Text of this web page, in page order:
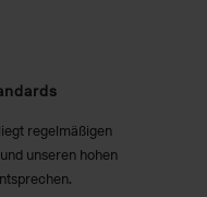
regelmäßigen
unseren hohen